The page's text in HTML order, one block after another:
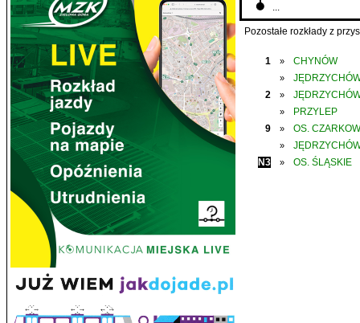
Pozostałe rozkłady z
1 » CHYNÓW
»
2
»
»
PRZYLEP
9
» OS.
»
N3
» OS. ŚLĄSKIE